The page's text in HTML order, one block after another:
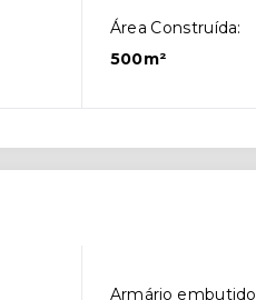
Área Construída:
500m²
Armário embutido